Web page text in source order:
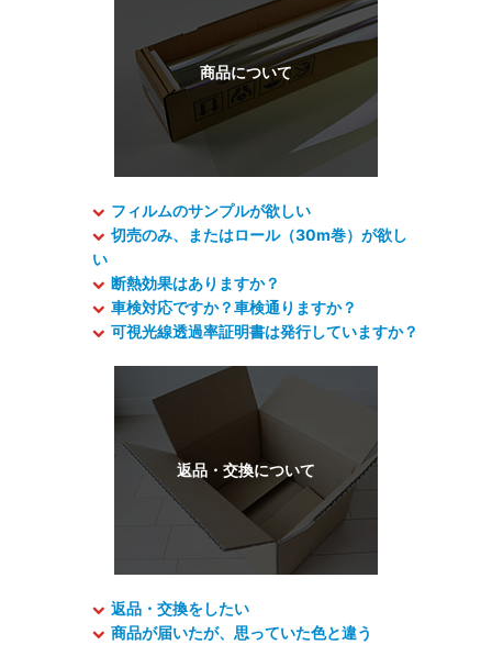
フィルムのサンプルが欲しい
切売のみ、またはロール（30m巻）が欲し
い
断熱効果はありますか？
車検対応ですか？車検通りますか？
可視光線透過率証明書は発行していますか？
返品・交換をしたい
商品が届いたが、思っていた色と違う